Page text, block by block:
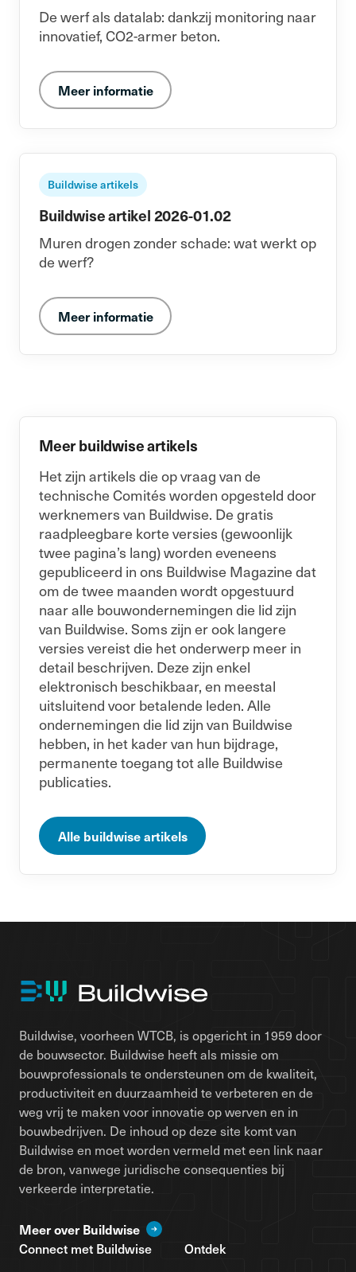
De werf als datalab: dankzij monitoring naar
innovatief, CO2-armer beton.
Meer informatie
Buildwise artikels
Buildwise artikel 2026-01.02
Muren drogen zonder schade: wat werkt op
de werf?
Meer informatie
Meer buildwise artikels
Het zijn artikels die op vraag van de
technische Comités worden opgesteld door
werknemers van Buildwise. De gratis
raadpleegbare korte versies (gewoonlijk
twee pagina’s lang) worden eveneens
gepubliceerd in ons Buildwise Magazine dat
om de twee maanden wordt opgestuurd
naar alle bouwondernemingen die lid zijn
van Buildwise. Soms zijn er ook langere
versies vereist die het onderwerp meer in
detail beschrijven. Deze zijn enkel
elektronisch beschikbaar, en meestal
uitsluitend voor betalende leden. Alle
ondernemingen die lid zijn van Buildwise
hebben, in het kader van hun bijdrage,
permanente toegang tot alle Buildwise
publicaties.
Alle buildwise artikels
Buildwise, voorheen WTCB, is opgericht in 1959 door
de bouwsector. Buildwise heeft als missie om
bouwprofessionals te ondersteunen om de kwaliteit,
productiviteit en duurzaamheid te verbeteren en de
weg vrij te maken voor innovatie op werven en in
bouwbedrijven. De inhoud op deze site komt van
Buildwise en moet worden vermeld met een link naar
de bron, vanwege juridische consequenties bij
verkeerde interpretatie.
Meer over Buildwise
Connect met Buildwise
Ontdek